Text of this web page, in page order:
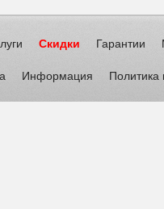
Скидки Гарантии
Информация Политика